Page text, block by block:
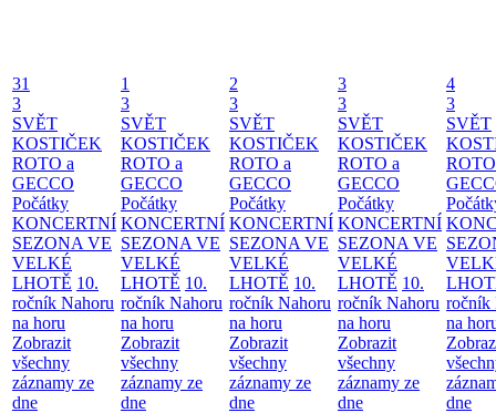
31
3
SVĚT
KOSTIČEK
ROTO a
GECCO
Počátky
KONCERTNÍ
SEZONA VE
VELKÉ
LHOTĚ 10.
ročník Nahoru
na horu
Zobrazit
všechny
záznamy ze
dne
1
3
SVĚT
KOSTIČEK
ROTO a
GECCO
Počátky
KONCERTNÍ
SEZONA VE
VELKÉ
LHOTĚ 10.
ročník Nahoru
na horu
Zobrazit
všechny
záznamy ze
dne
2
3
SVĚT
KOSTIČEK
ROTO a
GECCO
Počátky
KONCERTNÍ
SEZONA VE
VELKÉ
LHOTĚ 10.
ročník Nahoru
na horu
Zobrazit
všechny
záznamy ze
dne
3
3
SVĚT
KOSTIČEK
ROTO a
GECCO
Počátky
KONCERTNÍ
SEZONA VE
VELKÉ
LHOTĚ 10.
ročník Nahoru
na horu
Zobrazit
všechny
záznamy ze
dne
4
3
SVĚT
ročník
na
dne